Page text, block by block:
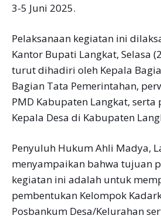
3-5 Juni 2025.
Pelaksanaan kegiatan ini
Kantor Bupati Langkat, Selasa
turut dihadiri oleh Kepala
Bagian Tata Pemerintahan,
PMD Kabupaten Langkat,
Kepala Desa di Kabupaten
Penyuluh Hukum Ahli Madya,
menyampaikan bahwa tujuan
kegiatan ini adalah untuk
pembentukan Kelompok
Posbankum Desa/Kelurahan